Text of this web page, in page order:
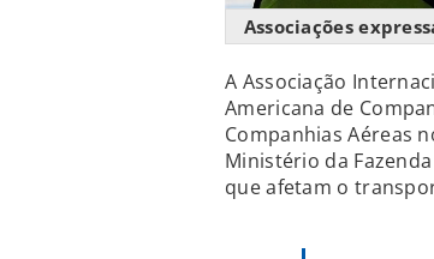
Associações
A Associação
Americana de
Companhias Aéreas
Ministério da
que afetam o